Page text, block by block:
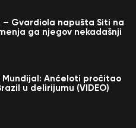
– Gvardiola napušta Siti na
ga njegov nekadašnji
Mundijal: Anćeloti pročitao
u delirijumu (VIDEO)